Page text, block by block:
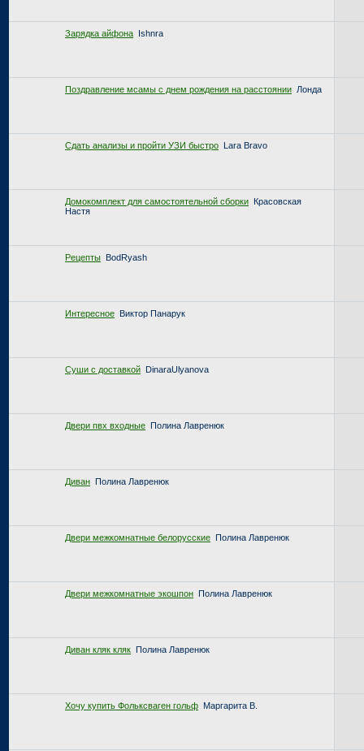
Зарядка айфона Ishnra
Поздравление мсамы с днем рождения на расстоянии Лонда
Сдать анализы и пройти УЗИ быстро Lara Bravo
Домокомплект для самостоятельной сборки Красовская
Настя
Рецепты BodRyash
Интересное Виктор Панарук
Суши с доставкой DinaraUlyanova
Двери пвх входные Полина Лавренюк
Диван Полина Лавренюк
Двери межкомнатные белорусские Полина Лавренюк
Двери межкомнатные экошпон Полина Лавренюк
Диван кляк кляк Полина Лавренюк
Хочу купить Фольксваген гольф Маргарита В.